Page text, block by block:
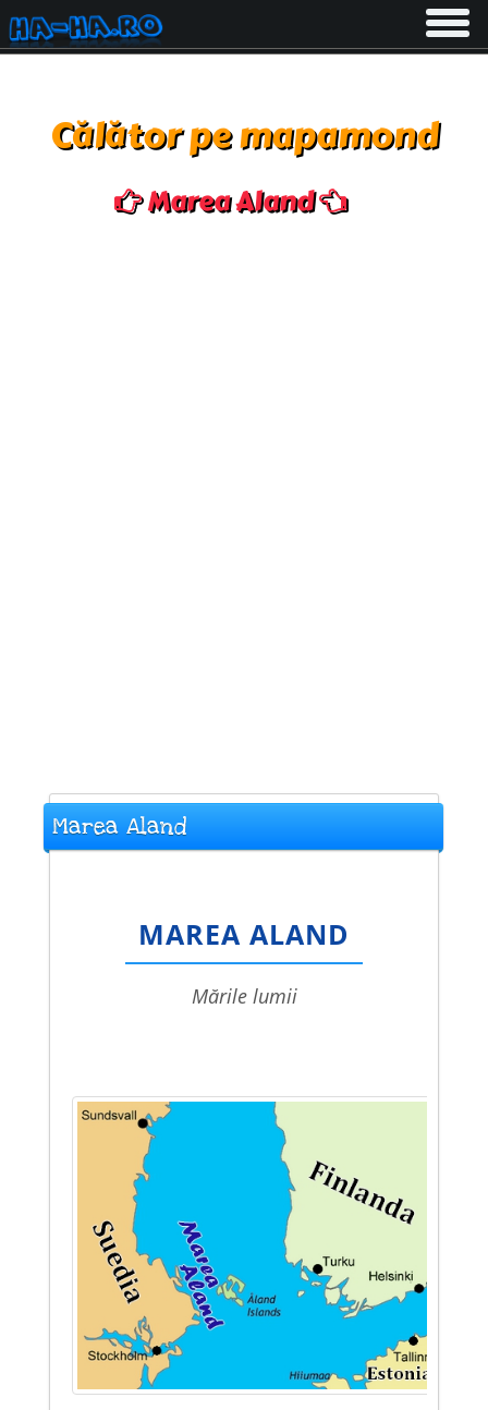
Toggle
Călător pe mapamond
Marea Aland
Marea Aland
MAREA ALAND
mările lumii